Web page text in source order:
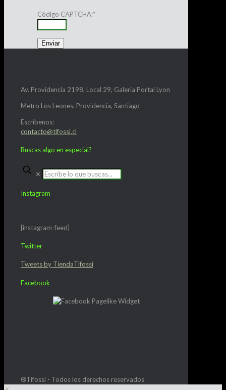
Código CAPTCHA:*
Av. Providencia 2198, Local 29, Galería Portal Lyon
Metro Los Leones, Providencia, Santiago
Escríbenos:
contacto@tifossi.cl
Buscas algo en especial?
✕
Instagram
[instagram-feed]
Twitter
Tweets by TiendaTifossi
Facebook
®Tifossi - Todos los derechos reservados